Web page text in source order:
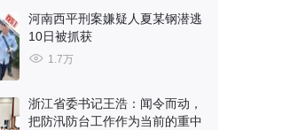
河南西平刑案嫌疑人夏某钢潜逃
10日被抓获
1.7万
浙江省委书记王浩：闻令而动，
把防汛防台工作作为当前的重中